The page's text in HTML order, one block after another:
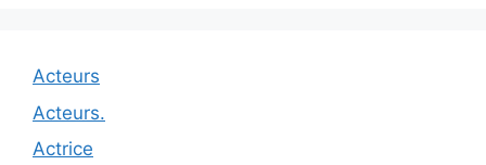
Acteurs
Acteurs.
Actrice